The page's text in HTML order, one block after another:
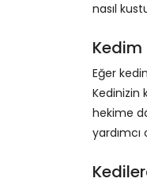
nasıl
Kedim
Eğer
Kedinizin
hekime
yardımcı